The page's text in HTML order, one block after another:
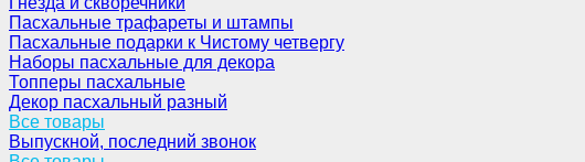
Пасхальные трафареты и штампы
Пасхальные подарки к Чистому четвергу
Наборы пасхальные для декора
Топперы пасхальные
Декор пасхальный разный
Все товары
Выпускной, последний звонок